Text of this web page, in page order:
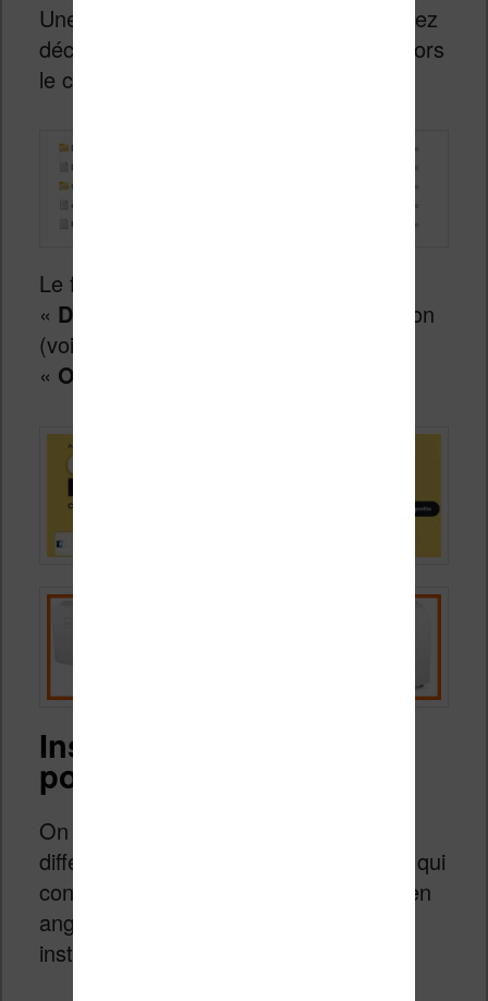
Une fois sur votre ordinateur, vous devez
décompresser l’archive. Vous verrez alors
le contenu :
Le fichier à utiliser sera
« DeDRM_Plugin.zip
» pour l’installation
(voir étape suivante) mais aussi
« Obok_plugin.zip
Installer le plugin Calibre
pour supprimer le DRM
On trouve à l’intérieur de ce dossier
différents fichiers : des fichiers « .zip » qui
contiennent les plugins et des fichiers en
anglais contenant les explications pour
installer le plugin.